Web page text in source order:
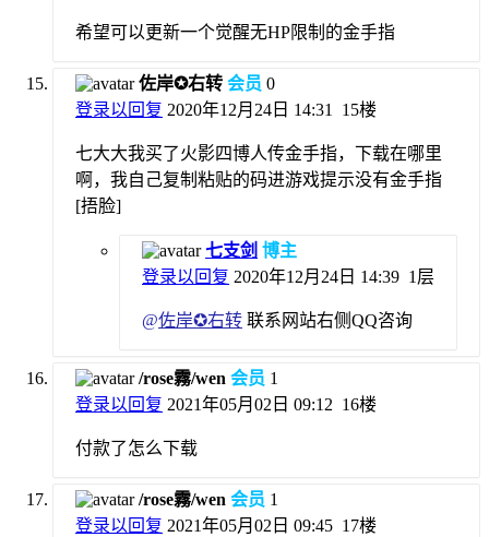
希望可以更新一个觉醒无HP限制的金手指
佐岸✪右转 会员 0
登录以回复 2020年12月24日 14:31 15楼
七大大我买了火影四博人传金手指，下载在哪里
啊，我自己复制粘贴的码进游戏提示没有金手指
[捂脸]
七支剑 博主
登录以回复 2020年12月24日 14:39 1层
@佐岸✪右转 联系网站右侧QQ咨询
/rose霧/wen 会员 1
登录以回复 2021年05月02日 09:12 16楼
付款了怎么下载
/rose霧/wen 会员 1
登录以回复 2021年05月02日 09:45 17楼